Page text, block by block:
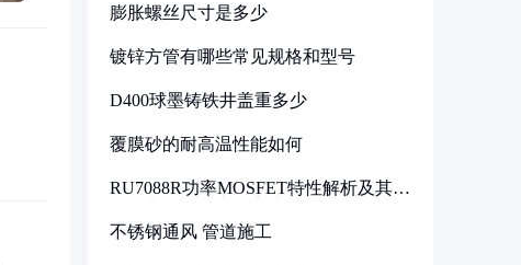
膨胀螺丝尺寸是多少
镀锌方管有哪些常见规格和型号
D400球墨铸铁井盖重多少
覆膜砂的耐高温性能如何
RU7088R功率MOSFET特性解析及其在
不锈钢通风 管道施工